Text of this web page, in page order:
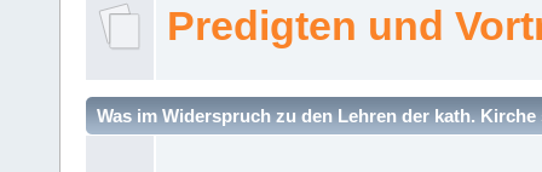
Predigten und
Was im Widerspruch zu den Lehren der kath. Kirche